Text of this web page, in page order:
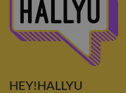
HEY!HALLYU